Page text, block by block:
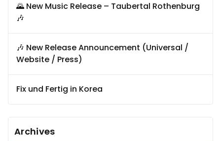
🌄 New Music Release – Taubertal Rothenburg
🎶
🎶 New Release Announcement (Universal /
Website / Press)
Fix und Fertig in Korea
Archives